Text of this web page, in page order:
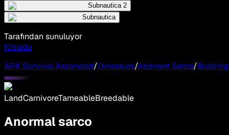
Subnautica 2
Subnautica
Tarafından sunuluyor
Nitrado
ARK Survival Ascended/Dinosaurs/Aberrant Sarco/
LandCarnivoreTameableBreedable
Anormal sarco